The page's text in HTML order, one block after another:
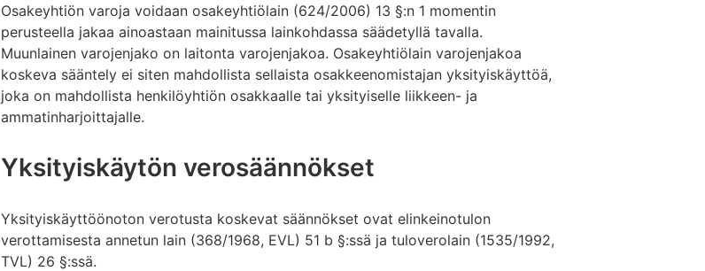
Osakeyhtiön varoja voidaan osakeyhtiölain (624/2006) 13 §:n 1 momentin
perusteella jakaa ainoastaan mainitussa lainkohdassa säädetyllä tavalla.
Muunlainen varojenjako on laitonta varojenjakoa. Osakeyhtiölain varojenjakoa
koskeva sääntely ei siten mahdollista sellaista osakkeenomistajan yksityiskäyttöä,
joka on mahdollista henkilöyhtiön osakkaalle tai yksityiselle liikkeen- ja
ammatinharjoittajalle.
Yksityiskäytön verosäännökset
Yksityiskäyttöönoton verotusta koskevat säännökset ovat elinkeinotulon
verottamisesta annetun lain (368/1968, EVL) 51 b §:ssä ja tuloverolain (1535/1992,
TVL) 26 §:ssä.